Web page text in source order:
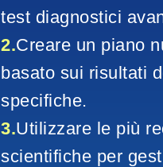
test diagnostici
2.Creare un piano
basato sui risultati
specifiche.
3.Utilizzare le più
scientifiche per